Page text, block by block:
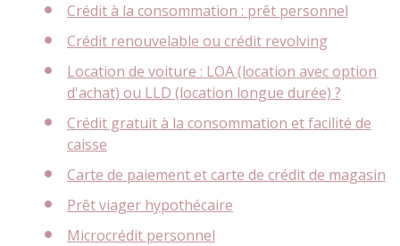
Crédit à la consommation : prêt personnel
Crédit renouvelable ou crédit revolving
Location de voiture : LOA (location avec option
d'achat) ou LLD (location longue durée) ?
Crédit gratuit à la consommation et facilité de
caisse
Carte de paiement et carte de crédit de magasin
Prêt viager hypothécaire
Microcrédit personnel